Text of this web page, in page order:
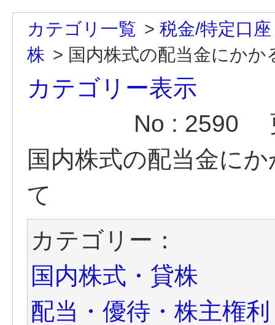
カテゴリ一覧 > 税金/特定口座
株 > 国内株式の配当金にか
カテゴリー表示
No : 2590
国内株式の配当金に
て
カテゴリー：
国内株式・貸株
配当・優待・株主権